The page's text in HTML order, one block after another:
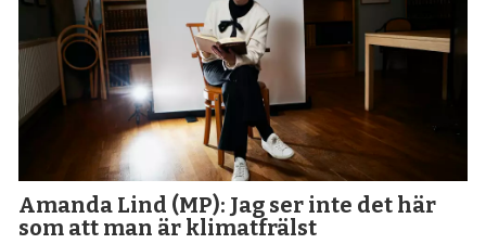
Amanda Lind (MP): Jag ser inte det här
som att man är klimatfrälst